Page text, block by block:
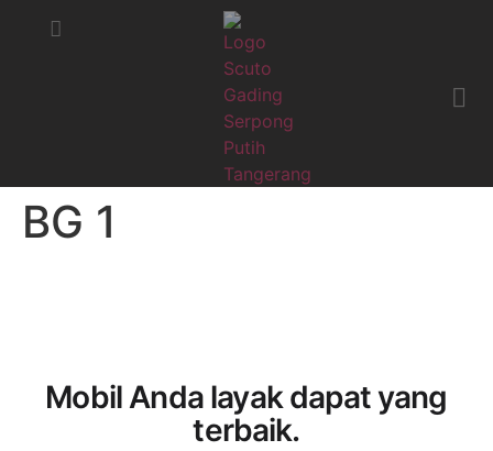
BG 1
Mobil Anda layak dapatyang
terbaik.